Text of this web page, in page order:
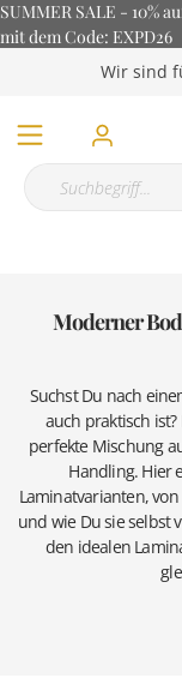
SUMMER SALE - 10%
mit dem Code: EXPD26
Wir sind
Moderner
Suchst Du nach
auch praktisch
perfekte Mischung
Handling. Hier
Laminatvarianten,
und wie Du sie selbst
den idealen